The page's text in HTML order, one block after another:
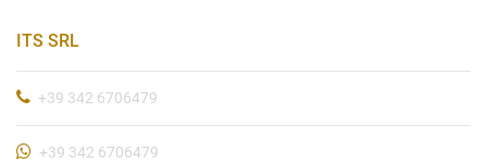
ITS SRL
+39 342 6706479
+39 342 6706479